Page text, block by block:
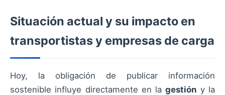
Situación actual y su impacto en
transportistas y empresas de carga
Hoy, la obligación de publicar información
sostenible influye directamente en lagestión y la